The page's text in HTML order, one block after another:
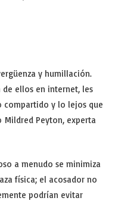
y humillación.
de ellos en internet, les
compartido y lo lejos que
Peyton, experta
a menudo se minimiza
física; el acosador no
podrían evitar